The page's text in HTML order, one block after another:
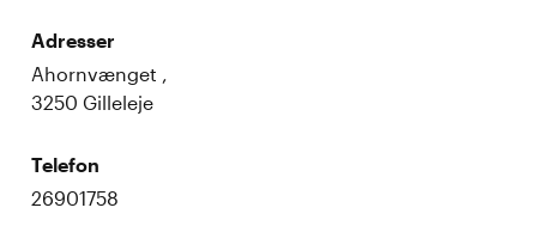
Adresser
Ahornvænget ,
3250 Gilleleje
Telefon
26901758